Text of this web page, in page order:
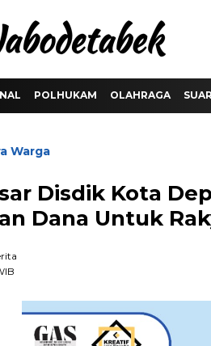
POLHUKAM OLAHRAGA
Warga
Disdik Kota
Dana Untuk